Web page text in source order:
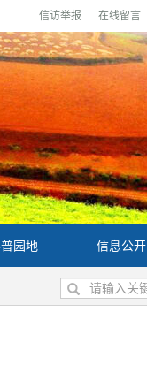
信访举报 在线留言
园地 信息公开